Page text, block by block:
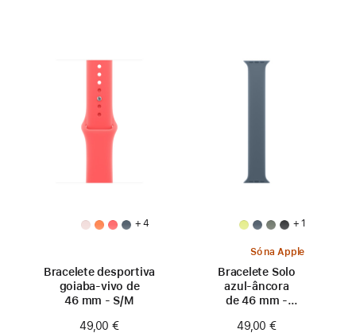
+ 4
Bracelete desportiva
goiaba‑vivo de
46 mm - S/M
49,00 €
+ 1
Só na Apple
Bracelete Solo
azul‑âncora
de 46 mm -
49,00 €